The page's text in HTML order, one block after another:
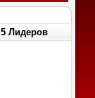
5 Лидеров